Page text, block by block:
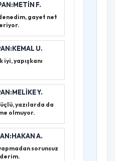
F.
gayet net
U.
yapışkanı
Y.
yazılarda da
olmuyor.
A.
sorunsuz